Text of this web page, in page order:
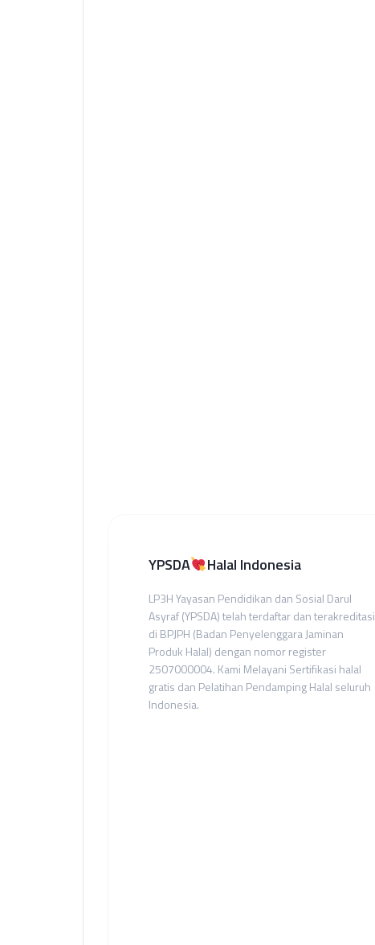
YPSDA Halal Indonesia
LP3H Yayasan Pendidikan dan Sosial Darul
Asyraf (YPSDA) telah terdaftar dan terakreditasi
di BPJPH (Badan Penyelenggara Jaminan
Produk Halal) dengan nomor register
2507000004. Kami Melayani Sertifikasi halal
gratis dan Pelatihan Pendamping Halal seluruh
Indonesia.